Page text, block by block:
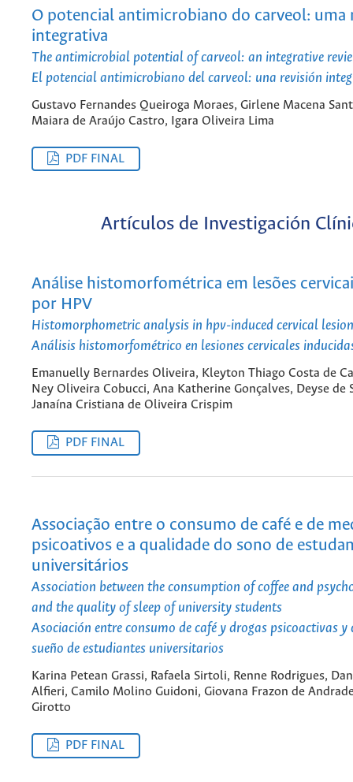
O potencial antimicrobiano do carveol: uma
integrativa
The antimicrobial potential of carveol: an integrative
El potencial antimicrobiano del carveol: una revisión
Gustavo Fernandes Queiroga Moraes, Girlene Macena
Maiara de Araújo Castro, Igara Oliveira Lima
PDF FINAL
Artículos de Investigación
Análise histomorfométrica em lesões
por HPV
Histomorphometric analysis in hpv-induced cervical
Análisis histomorfométrico en lesiones cervicales
Emanuelly Bernardes Oliveira, Kleyton Thiago Costa de
Ney Oliveira Cobucci, Ana Katherine Gonçalves, Deyse de
Janaína Cristiana de Oliveira Crispim
PDF FINAL
Associação entre o consumo de café e de
psicoativos e a qualidade do sono de
universitários
Association between the consumption of coffee and
and the quality of sleep of university students
Asociación entre consumo de café y drogas psicoactivas
sueño de estudiantes universitarios
Karina Petean Grassi, Rafaela Sirtoli, Renne Rodrigues,
Alfieri, Camilo Molino Guidoni, Giovana Frazon de
Girotto
PDF FINAL